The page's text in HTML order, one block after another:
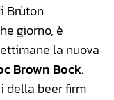
Brùton
giorno, è
la nuova
Brown Bock.
della beer firm